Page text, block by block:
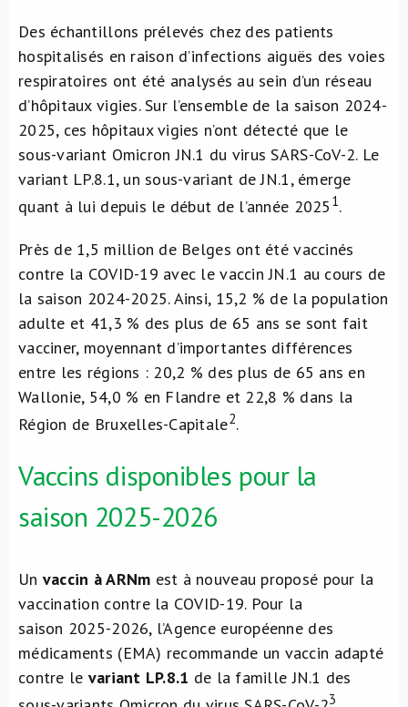
Des échantillons prélevés chez des patients
hospitalisés en raison d’infections aiguës des voies
respiratoires ont été analysés au sein d’un réseau
d’hôpitaux vigies. Sur l’ensemble de la saison 2024-
2025, ces hôpitaux vigies n’ont détecté que le
sous-variant Omicron JN.1 du virus SARS-CoV-2. Le
variant LP.8.1, un sous-variant de JN.1, émerge
quant à lui depuis le début de l’année 2025 1.
Près de 1,5 million de Belges ont été vaccinés
contre la COVID-19 avec le vaccin JN.1 au cours de
la saison 2024-2025. Ainsi, 15,2 % de la population
adulte et 41,3 % des plus de 65 ans se sont fait
vacciner, moyennant d’importantes différences
entre les régions : 20,2 % des plus de 65 ans en
Wallonie, 54,0 % en Flandre et 22,8 % dans la
Région de Bruxelles-Capitale2.
Vaccins disponibles pour la
saison 2025-2026
Un vaccin à ARNm est à nouveau proposé pour la
vaccination contre la COVID-19. Pour la
saison 2025-2026, l’Agence européenne des
médicaments (EMA) recommande un vaccin adapté
contre le variant LP.8.1 de la famille JN.1 des
3